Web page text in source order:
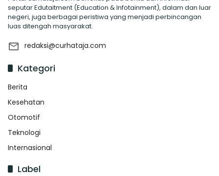
seputar Edutaitment (Education & Infotainment), dalam dan luar
negeri, juga berbagai peristiwa yang menjadi perbincangan
luas ditengah masyarakat.
redaksi@curhataja.com
Kategori
Berita
Kesehatan
Otomotif
Teknologi
Internasional
Label